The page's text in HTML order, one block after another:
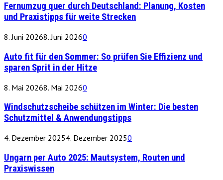
Fernumzug quer durch Deutschland: Planung, Kosten
und Praxistipps für weite Strecken
8. Juni 20268. Juni 20260
Auto fit für den Sommer: So prüfen Sie Effizienz und
sparen Sprit in der Hitze
8. Mai 20268. Mai 20260
Windschutzscheibe schützen im Winter: Die besten
Schutzmittel & Anwendungstipps
4. Dezember 20254. Dezember 20250
Ungarn per Auto 2025: Mautsystem, Routen und
Praxiswissen